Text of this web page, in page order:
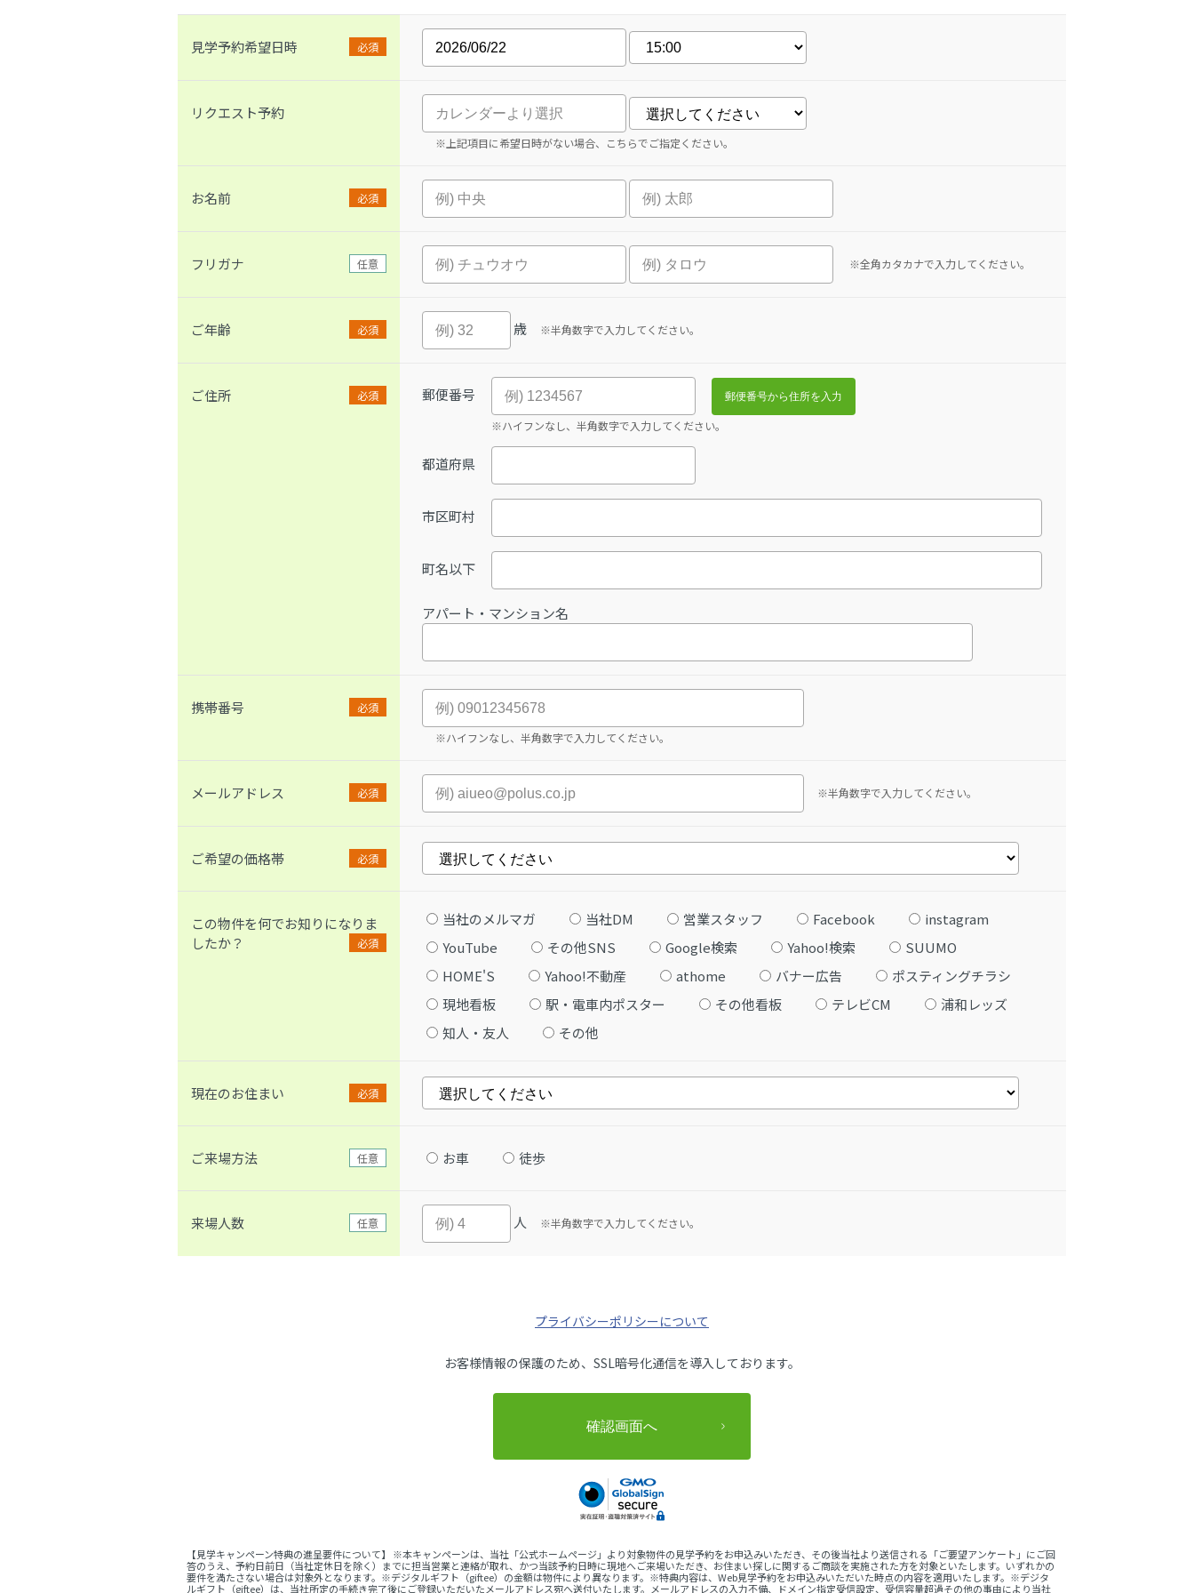
見学予約希望日時 必須
リクエスト予約
※上記項目に希望日時がない場合、こちらでご指定ください。
お名前 必須
フリガナ 任意 ※全角カタカナで入力してください。
ご年齢 必須 歳 ※半角数字で入力してください。
ご住所 必須 郵便番号
※ハイフンなし、半角数字で入力してください。
都道府県
市区町村
町名以下
アパート・マンション名
携帯番号
必須
※ハイフンなし、半角数字で入力してください。
メールアドレス 必須 ※半角数字で入力してください。
ご希望の価格帯 必須
この物件を何でお知りになりま
したか？
必須
当社のメルマガ 当社DM 営業スタッフ Facebook
instagram
YouTube
その他SNS Google検索 Yahoo!検索
SUUMO
HOME'S
Yahoo!不動産 athome バナー広告
ポスティングチラシ
現地看板
駅・電車内ポスター その他看板 テレビCM
浦和レッズ
知人・友人
その他
現在のお住まい 必須
ご来場方法 任意 お車 徒歩
来場人数 任意 人 ※半角数字で入力してください。
プライバシーポリシーについて
お客様情報の保護のため、SSL暗号化通信を導入しております。
【見学キャンペーン特典の進呈要件について】 ※本キャンペーンは、当社「公式ホームページ」より対象物件の見学予約をお申込みいただき、その後当社より送信される「ご要望アンケート」にご回
答のうえ、予約日前日（当社定休日を除く）までに担当営業と連絡が取れ、かつ当該予約日時に現地へご来場いただき、お住まい探しに関するご商談を実施された方を対象といたします。いずれかの
要件を満たさない場合は対象外となります。※デジタルギフト（giftee）の金額は物件により異なります。※特典内容は、Web見学予約をお申込みいただいた時点の内容を適用いたします。※デジタ
ルギフト（giftee）は、当社所定の手続き完了後にご登録いただいたメールアドレス宛へ送付いたします。メールアドレスの入力不備、ドメイン指定受信設定、受信容量超過その他の事由により当社